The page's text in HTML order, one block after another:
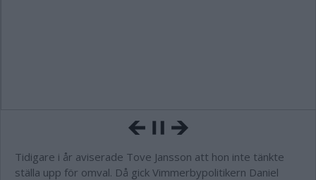
Tidigare i år aviserade Tove Jansson att hon inte tänkte
ställa upp för omval. Då gick Vimmerbypolitikern Daniel